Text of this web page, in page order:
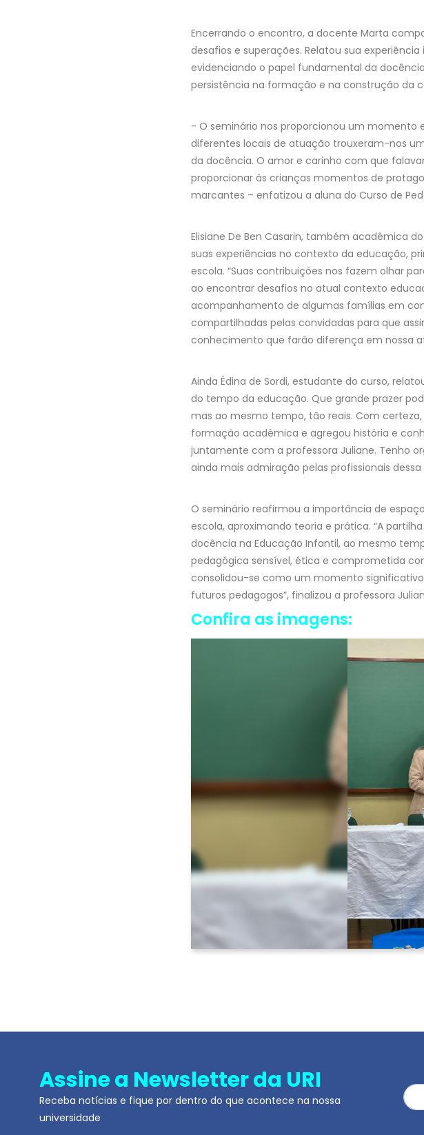
Encerrando o encontro, a docente Marta
desafios e superações. Relatou sua
evidenciando o papel fundamental da
persistência na formação e na construção da
- O seminário nos proporcionou um momento
diferentes locais de atuação trouxeram-nos
da docência. O amor e carinho com que
proporcionar às crianças momentos de
marcantes – enfatizou a aluna do Curso de
Elisiane De Ben Casarin, também acadêmica
suas experiências no contexto da educação,
escola. “Suas contribuições nos fazem olhar
ao encontrar desafios no atual contexto
acompanhamento de algumas famílias em
compartilhadas pelas convidadas para que
conhecimento que farão diferença em nossa
Ainda Édina de Sordi, estudante do curso,
do tempo da educação. Que grande prazer
mas ao mesmo tempo, tão reais. Com
formação acadêmica e agregou história e
juntamente com a professora Juliane. Tenho
ainda mais admiração pelas profissionais dessa
O seminário reafirmou a importância de
escola, aproximando teoria e prática. “A
docência na Educação Infantil, ao mesmo
pedagógica sensível, ética e comprometida
consolidou-se como um momento
futuros pedagogos”, finalizou a professora
Confira as imagens:
Assine a Newsletter da URI
Receba notícias e fique por dentro do que acontece na nossa
universidade